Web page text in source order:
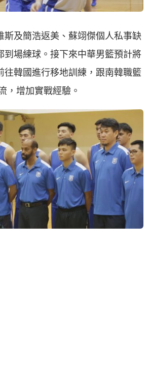
斯及簡浩返美、蘇翊傑個人私事缺
到場練球。接下來中華男籃預計將
往韓國進行移地訓練，跟南韓職籃
，增加實戰經驗。